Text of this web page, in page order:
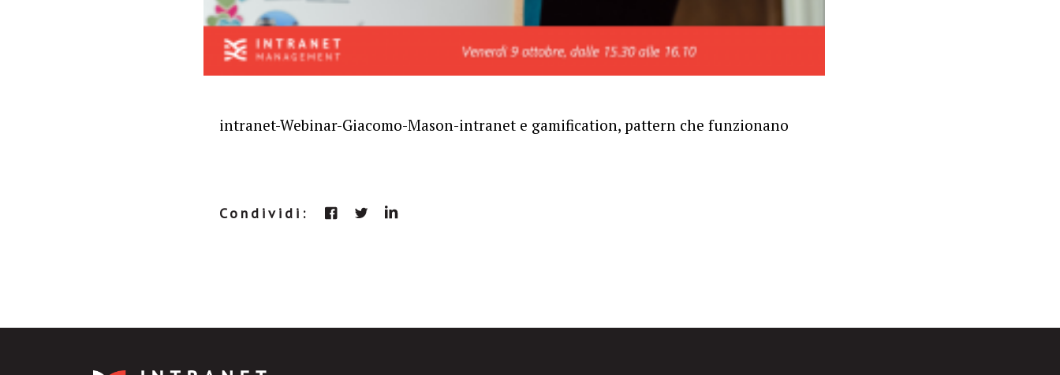
intranet-Webinar-Giacomo-Mason-intranet e gamification, pattern che funzionano
Condividi: